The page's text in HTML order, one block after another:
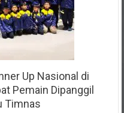
Up Nasional di
Pemain Dipanggil
Timnas